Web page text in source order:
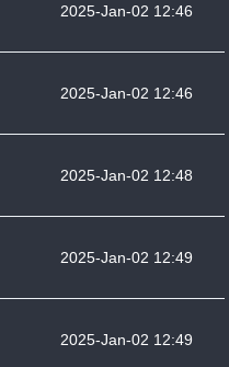
2025-Jan-02 12:46
2025-Jan-02 12:46
2025-Jan-02 12:48
2025-Jan-02 12:49
2025-Jan-02 12:49